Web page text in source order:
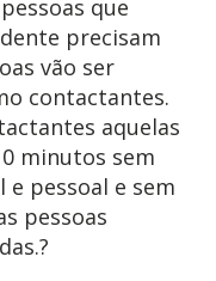
que
precisam
vão ser
contactantes.
aquelas
minutos sem
pessoal e sem
pessoas